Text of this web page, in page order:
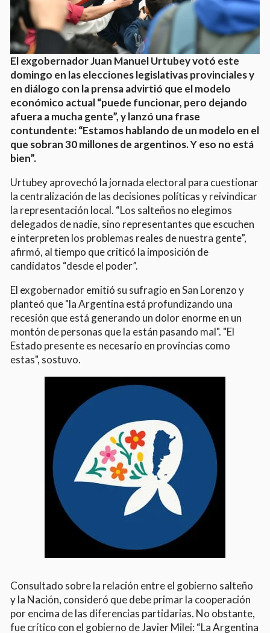
El exgobernador Juan Manuel Urtubey votó este
domingo en las elecciones legislativas provinciales y
en diálogo con la prensa advirtió que el modelo
económico actual “puede funcionar, pero dejando
afuera a mucha gente”, y lanzó una frase
contundente: “Estamos hablando de un modelo en el
que sobran 30 millones de argentinos. Y eso no está
bien”.
Urtubey aprovechó la jornada electoral para cuestionar
la centralización de las decisiones políticas y reivindicar
la representación local. “Los salteños no elegimos
delegados de nadie, sino representantes que escuchen
e interpreten los problemas reales de nuestra gente”,
afirmó, al tiempo que criticó la imposición de
candidatos “desde el poder”.
El exgobernador emitió su sufragio en San Lorenzo y
planteó que "la Argentina está profundizando una
recesión que está generando un dolor enorme en un
montón de personas que la están pasando mal". "El
Estado presente es necesario en provincias como
estas", sostuvo.
Consultado sobre la relación entre el gobierno salteño
y la Nación, consideró que debe primar la cooperación
por encima de las diferencias partidarias. No obstante,
fue crítico con el gobierno de Javier Milei: “La Argentina